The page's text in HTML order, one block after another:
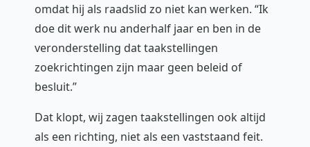
omdat hij als raadslid zo niet kan werken. “Ik
doe dit werk nu anderhalf jaar en ben in de
veronderstelling dat taakstellingen
zoekrichtingen zijn maar geen beleid of
besluit.”
Dat klopt, wij zagen taakstellingen ook altijd
als een richting, niet als een vaststaand feit.